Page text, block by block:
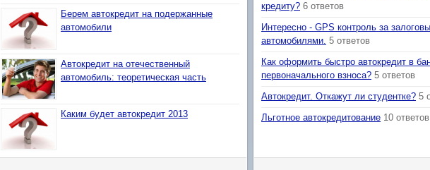
Берем автокредит на подержанные
автомобили
Автокредит на отечественный
автомобиль: теоретическая часть
Каким будет автокредит 2013
кредиту? 6 ответов
Интересно - GPS контроль за
автомобилями. 5 ответов
Как оформить быстро автокредит в
первоначального взноса? 5 ответов
Автокредит. Откажут ли студентке? 5
Льготное автокредитование 10 ответов